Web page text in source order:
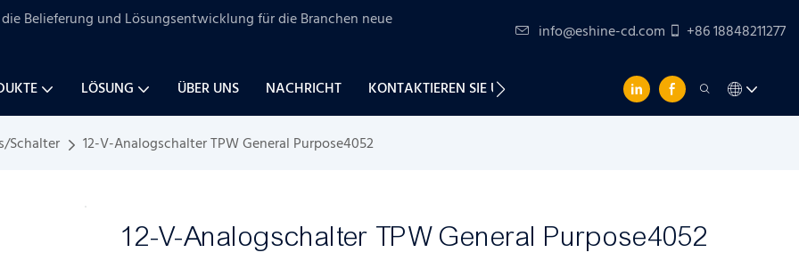
Belieferung und Lösungsentwicklung fürdie Branchen neue
info@eshine-cd.com +86 18848211277
LÖSUNG ÜBER UNS NACHRICHT KONTAKTIEREN SIE UNS
Schalter 12-V-Analogschalter TPW General Purpose4052
12-V-Analogschalter TPW General Purpose4052